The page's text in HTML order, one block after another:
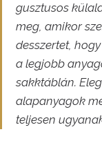
gusztusos
meg, amikor
desszertet,
a legjobb
sakktáblán.
alapanyagok
teljesen